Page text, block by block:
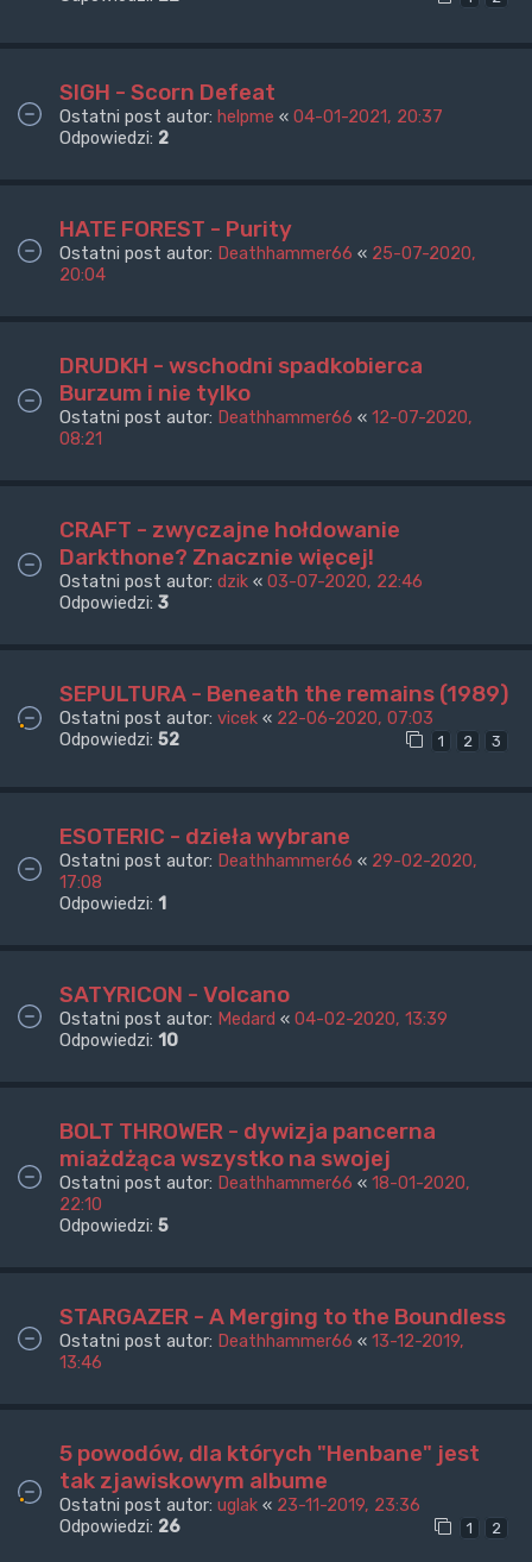
SIGH - Scorn Defeat
Ostatni post autor: helpme « 04-01-2021, 20:37
Odpowiedzi: 2
HATE FOREST - Purity
Ostatni post autor: Deathhammer66 « 25-07-2020,
20:04
DRUDKH - wschodni spadkobierca
Burzum i nie tylko
Ostatni post autor: Deathhammer66 « 12-07-2020,
08:21
CRAFT - zwyczajne hołdowanie
Darkthone? Znacznie więcej!
Ostatni post autor: dzik « 03-07-2020, 22:46
Odpowiedzi: 3
SEPULTURA - Beneath the remains (1989)
Ostatni post autor: vicek « 22-06-2020, 07:03
Odpowiedzi: 52 1 2 3
ESOTERIC - dzieła wybrane
Ostatni post autor: Deathhammer66 « 29-02-2020,
17:08
Odpowiedzi: 1
SATYRICON - Volcano
Ostatni post autor: Medard « 04-02-2020, 13:39
Odpowiedzi: 10
BOLT THROWER - dywizja pancerna
miażdżąca wszystko na swojej
Ostatni post autor: Deathhammer66 « 18-01-2020,
22:10
Odpowiedzi: 5
STARGAZER - A Merging to the Boundless
Ostatni post autor: Deathhammer66 « 13-12-2019,
13:46
5 powodów, dla których "Henbane" jest
tak zjawiskowym albume
Ostatni post autor: uglak « 23-11-2019, 23:36
Odpowiedzi: 26 1 2